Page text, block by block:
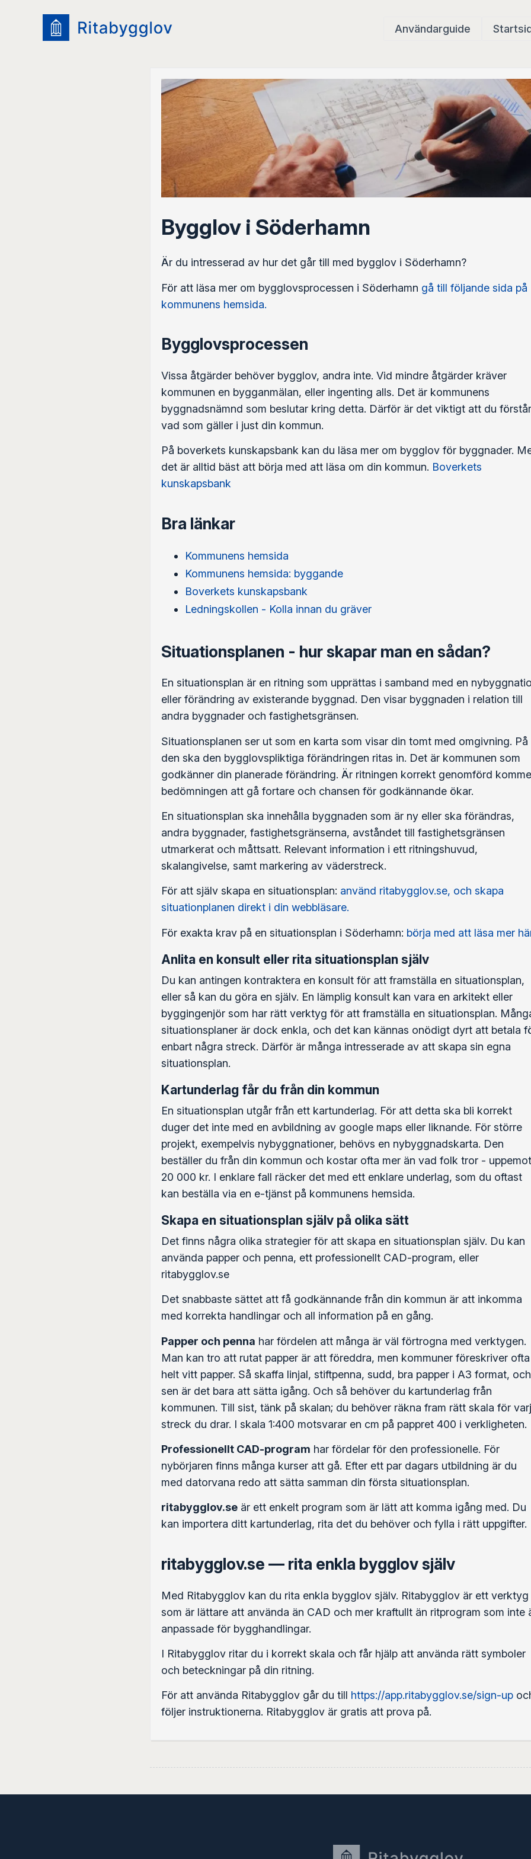
Användarguide
Bygglov i Söderhamn
Är du intresserad av hur det går till med bygglov i Söderhamn?
För att läsa mer om bygglovsprocessen i Söderhamn gå till följande sida på
kommunens hemsida.
Bygglovsprocessen
Vissa åtgärder behöver bygglov, andra inte. Vid mindre åtgärder kräver
kommunen en bygganmälan, eller ingenting alls. Det är kommunens
byggnadsnämnd som beslutar kring detta. Därför är det viktigt att du förstår
vad som gäller i just din kommun.
På boverkets kunskapsbank kan du läsa mer om bygglov för byggnader.
det är alltid bäst att börja med att läsa om din kommun. Boverkets
kunskapsbank
Bra länkar
Kommunens hemsida
Kommunens hemsida: byggande
Boverkets kunskapsbank
Ledningskollen - Kolla innan du gräver
Situationsplanen - hur skapar man en sådan?
En situationsplan är en ritning som upprättas i samband med en
eller förändring av existerande byggnad. Den visar byggnaden i relation till
andra byggnader och fastighetsgränsen.
Situationsplanen ser ut som en karta som visar din tomt med omgivning. På
den ska den bygglovspliktiga förändringen ritas in. Det är kommunen som
godkänner din planerade förändring. Är ritningen korrekt genomförd
bedömningen att gå fortare och chansen för godkännande ökar.
En situationsplan ska innehålla byggnaden som är ny eller ska förändras,
andra byggnader, fastighetsgränserna, avståndet till fastighetsgränsen
utmarkerat och måttsatt. Relevant information i ett ritningshuvud,
skalangivelse, samt markering av väderstreck.
För att själv skapa en situationsplan: använd ritabygglov.se, och skapa
situationplanen direkt i din webbläsare.
För exakta krav på en situationsplan i Söderhamn: börja med att läsa mer
Anlita en konsult eller rita situationsplan själv
Du kan antingen kontraktera en konsult för att framställa en situationsplan,
eller så kan du göra en själv. En lämplig konsult kan vara en arkitekt eller
byggingenjör som har rätt verktyg för att framställa en situationsplan.
situationsplaner är dock enkla, och det kan kännas onödigt dyrt att betala
enbart några streck. Därför är många intresserade av att skapa sin egna
situationsplan.
Kartunderlag får du från din kommun
En situationsplan utgår från ett kartunderlag. För att detta ska bli korrekt
duger det inte med en avbildning av google maps eller liknande. För större
projekt, exempelvis nybyggnationer, behövs en nybyggnadskarta. Den
beställer du från din kommun och kostar ofta mer än vad folk tror - uppemot
20 000 kr. I enklare fall räcker det med ett enklare underlag, som du oftast
kan beställa via en e-tjänst på kommunens hemsida.
Skapa en situationsplan själv på olika sätt
Det finns några olika strategier för att skapa en situationsplan själv. Du kan
använda papper och penna, ett professionellt CAD-program, eller
ritabygglov.se
Det snabbaste sättet att få godkännande från din kommun är att inkomma
med korrekta handlingar och all information på en gång.
Papper och penna har fördelen att många är väl förtrogna med verktygen.
Man kan tro att rutat papper är att föreddra, men kommuner föreskriver ofta
helt vitt papper. Så skaffa linjal, stiftpenna, sudd, bra papper i A3 format, och
sen är det bara att sätta igång. Och så behöver du kartunderlag från
kommunen. Till sist, tänk på skalan; du behöver räkna fram rätt skala för
streck du drar. I skala 1:400 motsvarar en cm på pappret 400 i verkligheten.
Professionellt CAD-program har fördelar för den professionelle. För
nybörjaren finns många kurser att gå. Efter ett par dagars utbildning är du
med datorvana redo att sätta samman din första situationsplan.
ritabygglov.se är ett enkelt program som är lätt att komma igång med. Du
kan importera ditt kartunderlag, rita det du behöver och fylla i rätt uppgifter.
ritabygglov.se — rita enkla bygglov själv
Med Ritabygglov kan du rita enkla bygglov själv. Ritabygglov är ett verktyg
som är lättare att använda än CAD och mer kraftullt än ritprogram som inte
anpassade för bygghandlingar.
I Ritabygglov ritar du i korrekt skala och får hjälp att använda rätt symboler
och beteckningar på din ritning.
För att använda Ritabygglov går du till https://app.ritabygglov.se/sign-up
följer instruktionerna. Ritabygglov är gratis att prova på.